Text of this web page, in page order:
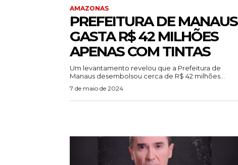
AMAZONAS
PREFEITURA DE MANAUS
GASTA R$ 42 MILHÕES
APENAS COM TINTAS
Um levantamento revelou que a Prefeitura de
Manaus desembolsou cerca de R$ 42 milhões...
7 de maio de 2024